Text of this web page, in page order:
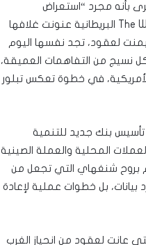
بأنه مجرد “استعراض
احتفالي”، لكن الإعلام الغربي نفسه لم يستطع إنكار الحقيقة، فمجلة The Week البريطانية عنونت غلافها
لعقود، تجد نفسها اليوم
نسيج من التفاهمات العميقة،
في خطوة تعكس تبلور
بنك جديد للتنمية
المحلية والعملة الصينية
بروح شنغهاي التي تجعل من
بيانات، بل خطوات عملية لإعادة
عانت لعقود من انحياز الغرب